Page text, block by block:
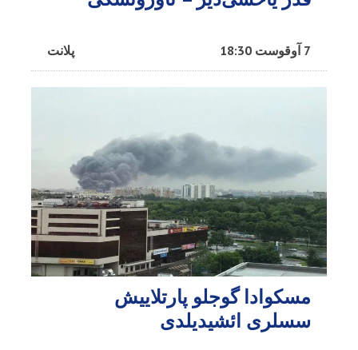
پلانت 7 آوقوست 18:30
مسکوادا گوجلو پارتلاییش
سسلری ائشیدیلدی